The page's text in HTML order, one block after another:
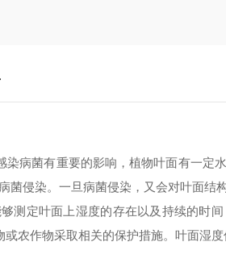
染病菌有重要的影响，植物叶面有一定
菌侵染。一旦病菌侵染，又会对叶面结构
测定叶面上湿度的存在以及持续的时
农作物采取相关的保护措施。叶面湿度